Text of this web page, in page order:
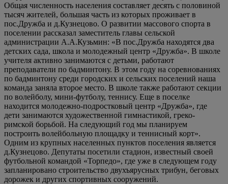
Общая численность населения составляет десять с половиной
тысяч жителей, большая часть из которых проживает в
пос.Дружба и д.Кузнецово. О развитии массового спорта в
поселении рассказал заместитель главы сельской
администрации А.А.Кузьмин: «В пос.Дружба находятся два
детских сада, школа и молодежный центр «Дружба». В школе
учителя активно занимаются с детьми, работают
преподаватели по бадминтону. В этом году на соревнованиях
по бадминтону среди городских и сельских поселений наша
команда заняла второе место. В школе также работают секции
по волейболу, мини-футболу, теннису. Еще в поселке
находится молодежно-подростковый центр «Дружба», где
дети занимаются художественной гимнастикой, греко-
римской борьбой. На следующий год мы планируем
построить волейбольную площадку и теннисный корт».
Одним из крупных населенных пунктов поселения является
д.Кузнецово. Депутаты посетили стадион, известный своей
футбольной командой «Торпедо», где уже в следующем году
запланировано строительство двухъярусных трибун, беговых
дорожек и других спортивных сооружений.